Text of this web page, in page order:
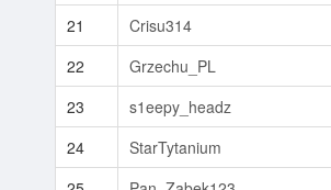
21
Crisu314
22
Grzechu_PL
23
s1eepy_headz
24
StarTytanium